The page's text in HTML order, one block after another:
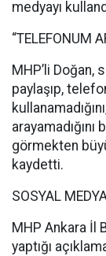
medyayı
“TELEFONUM
MHP’li Doğan,
paylaşıp,
görmekten
kaydetti.
SOSYAL
MHP Ankara İl
yaptığı